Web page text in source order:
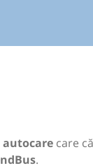
autocarecare
.